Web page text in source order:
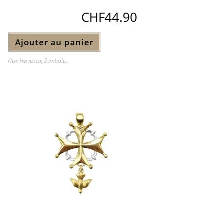
CHF44.90
Ajouter au panier
New Helvetica,Symboles